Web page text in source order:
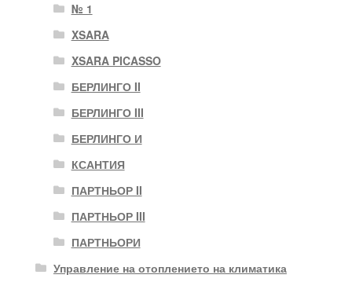
№ 1
XSARA
XSARA PICASSO
БЕРЛИНГО II
БЕРЛИНГО III
БЕРЛИНГО И
КСАНТИЯ
ПАРТНЬОР II
ПАРТНЬОР III
ПАРТНЬОРИ
Управление на отоплението на климатика